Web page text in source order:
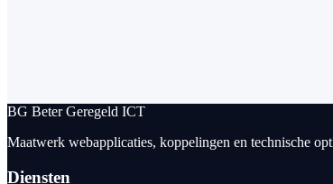
BG Beter Geregeld ICT
Maatwerk webapplicaties, koppelingen en technische
Diensten